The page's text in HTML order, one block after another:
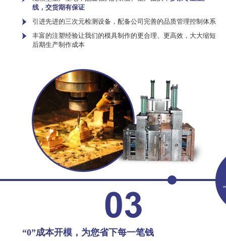
线，交货期有保证
引进先进的三次元检测设备，配备公司完善的品质管理控制体系
丰富的注塑经验让我们的模具制作的更合理、更高效，大大缩短
后期生产制作成本
“0”成本开模，为您省下每一笔钱